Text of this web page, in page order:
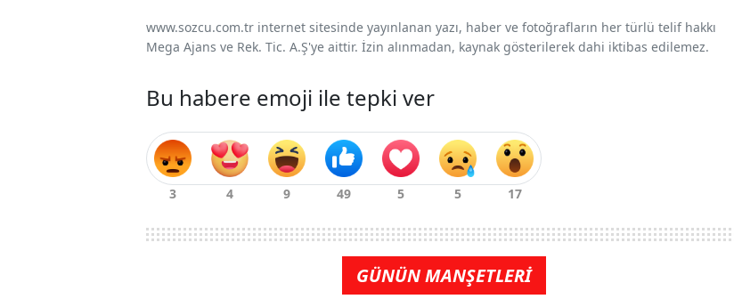
www.sozcu.com.tr internet sitesinde yayınlanan yazı, haber ve fotoğrafların her türlü telif hakkı
Mega Ajans ve Rek. Tic. A.Ş'ye aittir. İzin alınmadan, kaynak gösterilerek dahi iktibas edilemez.
Bu habere emoji ile tepki ver
GÜNÜN MANŞETLERİ